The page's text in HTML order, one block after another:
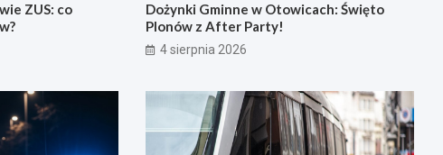
ZUS: co
Dożynki Gminne w Otowicach: Święto
Plonów z After Party!
4 sierpnia 2026